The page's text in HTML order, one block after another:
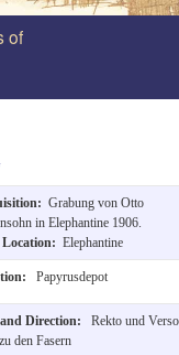
of
Grabung von Otto
in Elephantine 1906.
Elephantine
Papyrusdepot
Direction:
Rekto und
den Fasern